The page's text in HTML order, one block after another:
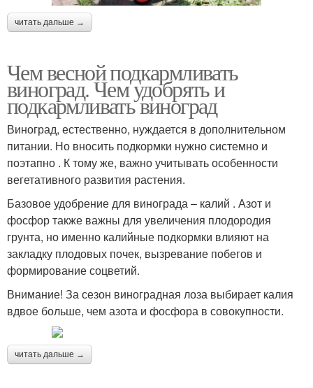
читать дальше →
Чем весной подкармливать
виноград. Чем удобрять и
подкармливать виноград
Виноград, естественно, нуждается в дополнительном
питании. Но вносить подкормки нужно системно и
поэтапно . К тому же, важно учитывать особенности
вегетативного развития растения.
Базовое удобрение для винограда – калий . Азот и
фосфор также важны для увеличения плодородия
грунта, но именно калийные подкормки влияют на
закладку плодовых почек, вызревание побегов и
формирование соцветий.
Внимание! За сезон виноградная лоза выбирает калия
вдвое больше, чем азота и фосфора в совокупности.
читать дальше →